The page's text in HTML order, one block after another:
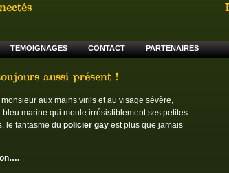
TEMOIGNAGES CONTACT PARTENAIRES
aussi présent !
aux mains virils et au visage sévère,
marine qui moule irrésistiblement ses petites
le fantasme du policier gay est plus que jamais